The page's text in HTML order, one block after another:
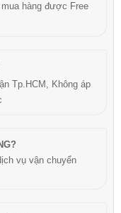
mua hàng được Free
Tp.HCM, Không áp
vụ vận chuyển